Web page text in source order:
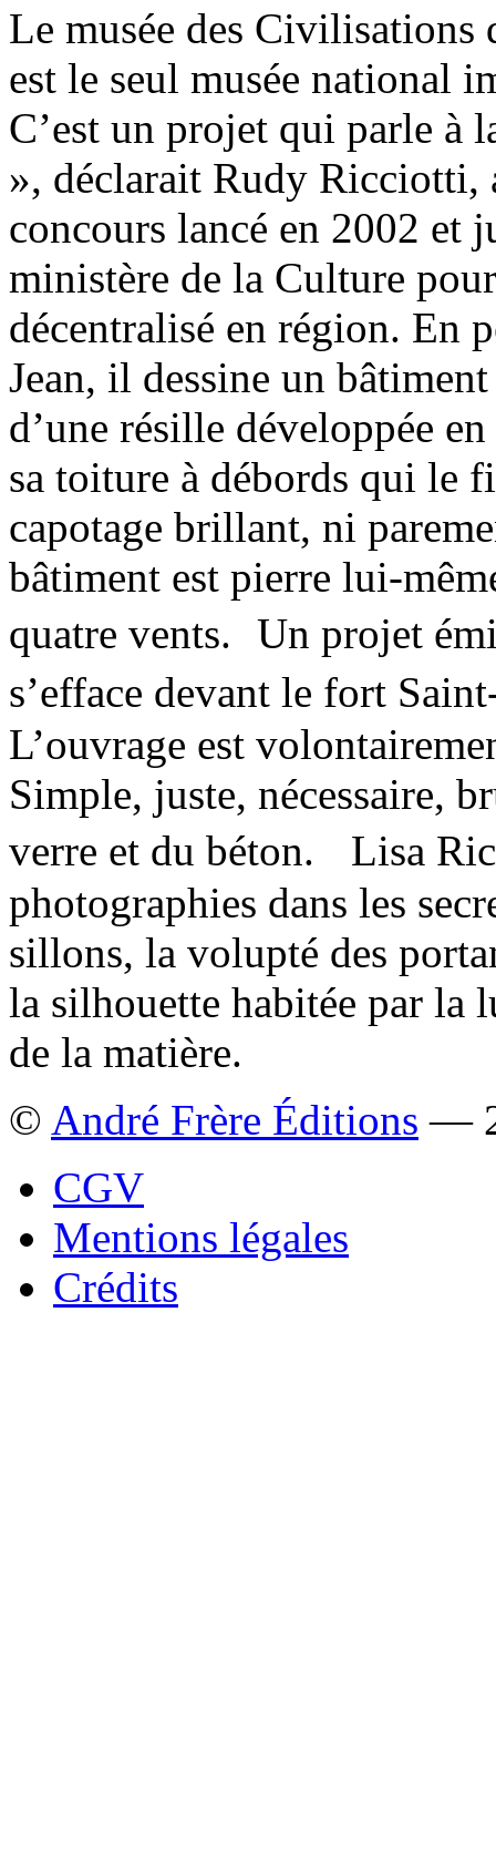
Le musée des Civilisations
est le seul musée national
C’est un projet qui parle à
», déclarait Rudy Ricciotti,
concours lancé en 2002 et
ministère de la Culture
décentralisé en région. En
Jean, il dessine un
d’une résille développée
sa toiture à débords qui le
capotage brillant, ni
bâtiment est pierre lui-
quatre vents. Un projet
s’efface devant le fort
L’ouvrage est
Simple, juste, nécessaire,
verre et du béton. Lisa
photographies dans les
sillons, la volupté des
la silhouette habitée par la
de la matière.
© André Frère Éditions —
CGV
Mentions légales
Crédits